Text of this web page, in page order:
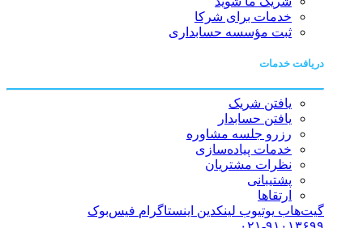
خدمات برای شرکا
ثبت مؤسسه حسابداری
دریافت خدمات
یافتن شریک
یافتن حسابدار
رزرو جلسه مشاوره
خدمات پیاده‌سازی
نظرات مشتریان
پشتیبانی
ارتقاها
گیت‌هاب یوتیوب لینکدین اینستاگرام فیس‌بوک